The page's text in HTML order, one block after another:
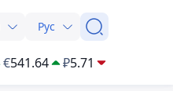
Рус
€541.64 ₽5.71